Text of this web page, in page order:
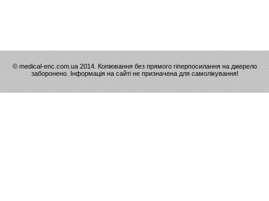
© medical-enc.com.ua 2014. Копіювання без прямого гіперпосилання на джерело
заборонено. Інформація на сайті не призначена для самолікування!